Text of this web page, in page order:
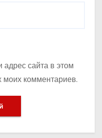
сайта в этом
комментариев.